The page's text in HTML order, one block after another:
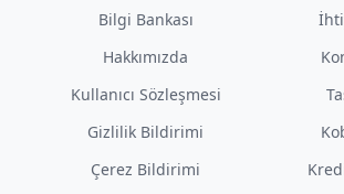
Bilgi Bankası
Hakkımızda
Kullanıcı Sözleşmesi
Gizlilik Bildirimi
Çerez Bildirimi